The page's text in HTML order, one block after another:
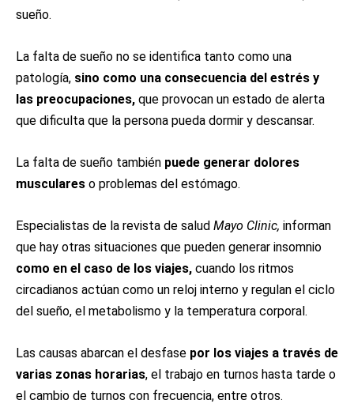
sueño.
La falta de sueño no se identifica tanto como una
patología, sino como una consecuencia del estrés y
las preocupaciones, que provocan un estado de alerta
que dificulta que la persona pueda dormir y descansar.
La falta de sueño también puede generar dolores
musculares o problemas del estómago.
Especialistas de la revista de salud Mayo Clinic, informan
que hay otras situaciones que pueden generar insomnio
como en el caso de los viajes, cuando los ritmos
circadianos actúan como un reloj interno y regulan el ciclo
del sueño, el metabolismo y la temperatura corporal.
Las causas abarcan el desfase por los viajes a través de
varias zonas horarias, el trabajo en turnos hasta tarde o
el cambio de turnos con frecuencia, entre otros.